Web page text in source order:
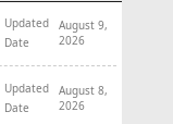
Updated
Date
August 9,
2026
Updated
Date
August 8,
2026